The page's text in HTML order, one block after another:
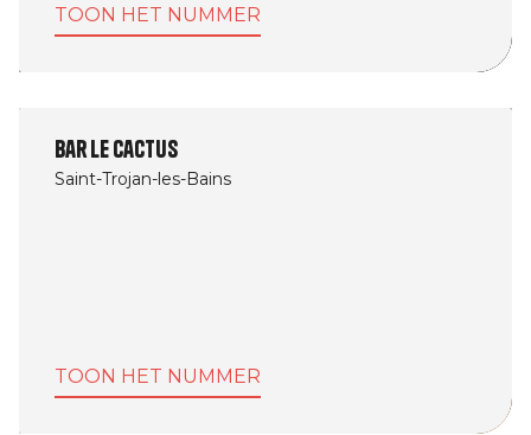
TOON HET NUMMER
Bar Le Cactus
Saint-Trojan-les-Bains
TOON HET NUMMER